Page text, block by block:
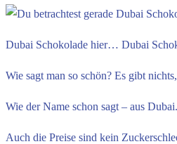
Dubai Schokolade hier… Dubai
Wie sagt man so schön? Es gibt
Wie der Name schon sagt – aus
Auch die Preise sind kein